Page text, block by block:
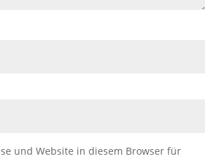
und Website in diesem Browser für